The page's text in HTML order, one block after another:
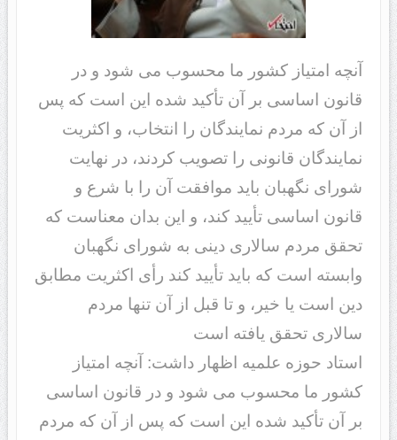
آنچه امتیاز کشور ما محسوب می شود و در
قانون اساسی بر آن تأکید شده این است که پس
از آن که مردم نمایندگان را انتخاب، و اکثریت
نمایندگان قانونی را تصویب کردند، در نهایت
شورای نگهبان باید موافقت آن را با شرع و
قانون اساسی تأیید کند، و این بدان معناست که
تحقق مردم سالاری دینی به شورای نگهبان
وابسته است که باید تأیید کند رأی اکثریت مطابق
دین است یا خیر، و تا قبل از آن تنها مردم
سالاری تحقق یافته است
استاد حوزه علمیه اظهار داشت: آنچه امتیاز
کشور ما محسوب می شود و در قانون اساسی
بر آن تأکید شده این است که پس از آن که مردم